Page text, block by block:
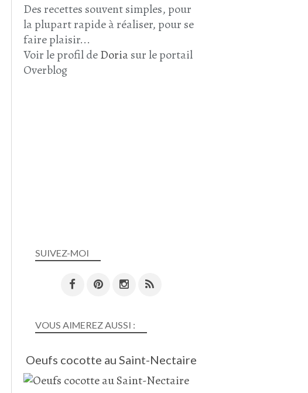
SUIVEZ-MOI
Des recettes souvent simples, pour
la plupart rapide à réaliser, pour se
faire plaisir...
Voir le profil deDoriasur le portail
Overblog
VOUS AIMEREZ AUSSI :
Oeufs cocotte au Saint-Nectaire